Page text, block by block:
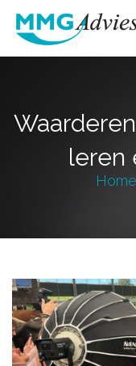
leren
Home